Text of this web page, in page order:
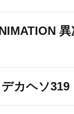
異
カヘソ319